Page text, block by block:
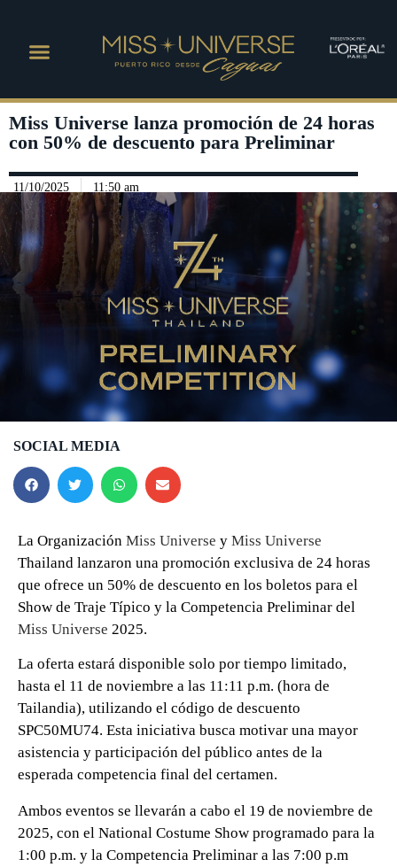
Miss Universe lanza promoción de 24 horas
con 50% de descuento para Preliminar
11/10/2025 11:50 am
SOCIAL MEDIA
La Organización Miss Universe y Miss Universe
Thailand lanzaron una promoción exclusiva de 24 horas
que ofrece un 50% de descuento en los boletos para el
Show de Traje Típico y la Competencia Preliminar del
Miss Universe 2025.
La oferta estará disponible solo por tiempo limitado,
hasta el 11 de noviembre a las 11:11 p.m. (hora de
Tailandia), utilizando el código de descuento
SPC50MU74. Esta iniciativa busca motivar una mayor
asistencia y participación del público antes de la
esperada competencia final del certamen.
Ambos eventos se llevarán a cabo el 19 de noviembre de
2025, con el National Costume Show programado para la
1:00 p.m. y la Competencia Preliminar a las 7:00 p.m